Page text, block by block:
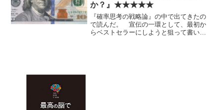
か？』★★★★★
『確率思考の戦略論』の中で出てきたの
で読んだ。 宣伝の一環として、最初か
らベストセラーにしようと狙って書いた